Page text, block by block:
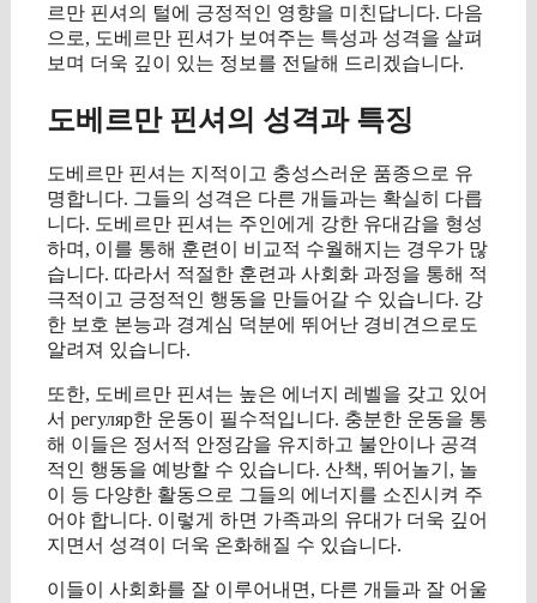
르만 핀셔의 털에 긍정적인 영향을 미친답니다. 다음
으로, 도베르만 핀셔가 보여주는 특성과 성격을 살펴
보며 더욱 깊이 있는 정보를 전달해 드리겠습니다.
도베르만 핀셔의 성격과 특징
도베르만 핀셔는 지적이고 충성스러운 품종으로 유
명합니다. 그들의 성격은 다른 개들과는 확실히 다릅
니다. 도베르만 핀셔는 주인에게 강한 유대감을 형성
하며, 이를 통해 훈련이 비교적 수월해지는 경우가 많
습니다. 따라서 적절한 훈련과 사회화 과정을 통해 적
극적이고 긍정적인 행동을 만들어갈 수 있습니다. 강
한 보호 본능과 경계심 덕분에 뛰어난 경비견으로도
알려져 있습니다.
또한, 도베르만 핀셔는 높은 에너지 레벨을 갖고 있어
서 регуляр한 운동이 필수적입니다. 충분한 운동을 통
해 이들은 정서적 안정감을 유지하고 불안이나 공격
적인 행동을 예방할 수 있습니다. 산책, 뛰어놀기, 놀
이 등 다양한 활동으로 그들의 에너지를 소진시켜 주
어야 합니다. 이렇게 하면 가족과의 유대가 더욱 깊어
지면서 성격이 더욱 온화해질 수 있습니다.
이들이 사회화를 잘 이루어내면, 다른 개들과 잘 어울